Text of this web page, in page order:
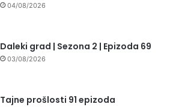
04/08/2026
Daleki grad | Sezona 2 | Epizoda 69
03/08/2026
Tajne prošlosti 91 epizoda